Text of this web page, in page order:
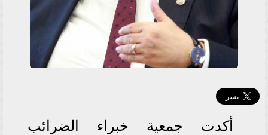
أكدت جمعية خبراء الضرائب